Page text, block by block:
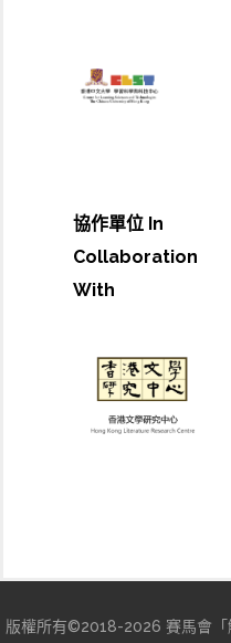
協作單位 In
Collaboration
With
版權所有©2018-2026 賽馬會「